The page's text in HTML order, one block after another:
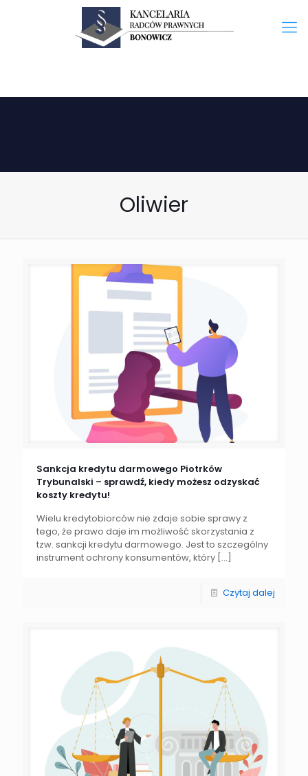
Oliwier
Sankcja kredytu darmowego Piotrków
Trybunalski – sprawdź, kiedy możesz odzyskać
koszty kredytu!
Wielu kredytobiorców nie zdaje sobie sprawy z
tego, że prawo daje im możliwość skorzystania z
tzw. sankcji kredytu darmowego. Jest to szczególny
instrument ochrony konsumentów, który […]
Czytaj dalej